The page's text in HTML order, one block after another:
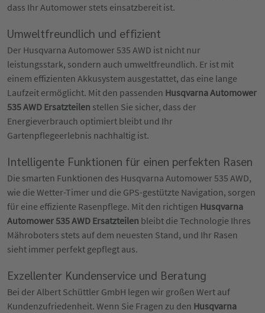
dass Ihr Automower stets einsatzbereit ist.
Umweltfreundlich und effizient
Der Husqvarna Automower 535 AWD ist nicht nur
leistungsstark, sondern auch umweltfreundlich. Er ist mit
einem effizienten Akkusystem ausgestattet, das eine lange
Laufzeit ermöglicht. Mit den passenden Husqvarna Automower
535 AWD Ersatzteilen stellen Sie sicher, dass der
Energieverbrauch optimiert bleibt und Ihr
Gartenpflegeerlebnis nachhaltig ist.
Intelligente Funktionen für einen perfekten Rasen
Die smarten Funktionen des Husqvarna Automower 535 AWD,
wie die Wetter-Timer und die GPS-gestützte Navigation, sorgen
für eine effiziente Rasenpflege. Mit den richtigen Husqvarna
Automower 535 AWD Ersatzteilen bleibt die Technologie Ihres
Mähroboters stets auf dem neuesten Stand, und Ihr Rasen
sieht immer perfekt gepflegt aus.
Exzellenter Kundenservice und Beratung
Bei der Albert Schüttler GmbH legen wir großen Wert auf
Kundenzufriedenheit. Wenn Sie Fragen zu den Husqvarna